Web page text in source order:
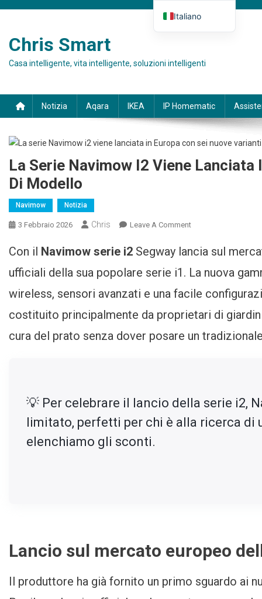
Chris Smart
Casa intelligente, vita intelligente, soluzioni intelligenti
Notizia Aqara IKEA IP Homematic
La Serie Navimow I2 Viene Lanciata
Di Modello
Navimow Notizia
3 Febbraio 2026 Chris Leave A Comment
Sechs Neuen
Con il Navimow serie i2 Segway lancia sul
ufficiali della sua popolare serie i1. La nuova
wireless, sensori avanzati e una facile
costituito principalmente da proprietari di
cura del prato senza dover posare un
💡 Per celebrare il lancio della serie i2,
limitato, perfetti per chi è alla ricerca di
elenchiamo gli sconti.
Lancio sul mercato europeo
Il produttore ha già fornito un primo sguardo ai
Italiano
Français